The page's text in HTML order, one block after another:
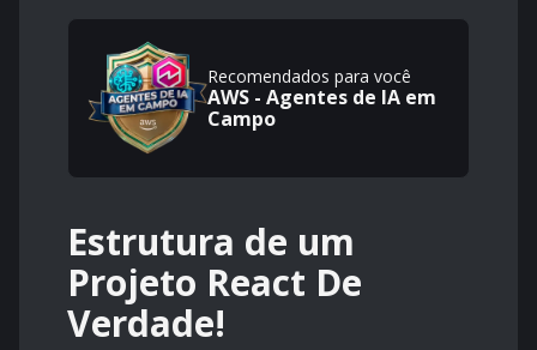
Recomendados para você
AWS - Agentes de IA em
Campo
Estrutura de um
Projeto React De
Verdade!